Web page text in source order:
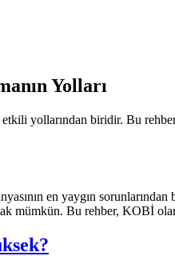
Yolları
etkili yollarından biridir. Bu
en yaygın
mümkün. Bu rehber, KOBİ